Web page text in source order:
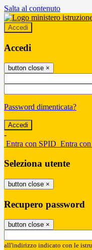
Salta al contenuto
Accedi
Accedi
button close ×
Password dimenticata?
-
Entra con SPID Entra
Seleziona utente
button close ×
Recupero password
button close ×
all'indirizzo indicato con le